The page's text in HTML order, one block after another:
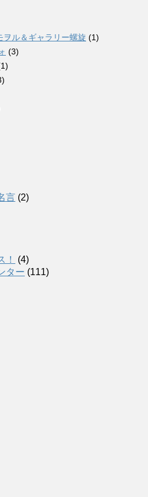
ル＆ギャラリー螺旋 (1)
(3)
言 (2)
！
(4)
ター (111)